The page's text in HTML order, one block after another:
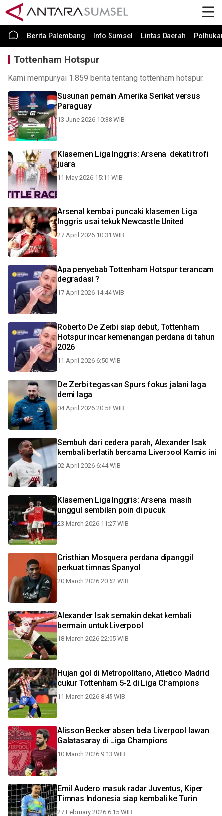
Berita Palembang Info Sumsel Lintas Daerah
Tottenham Hotspur
Kami mempunyai 1.859 berita tentang tottenham hotspur.
Susunan pemain Amerika Serikat versus
Paraguay
13 June 2026 10:38 WIB
Klasemen Liga Inggris: Arsenal dekati trofi
juara
11 May 2026 15:11 WIB
Arsenal kembali puncaki klasemen Liga
Inggris usai tekuk Newcastle United
27 April 2026 10:31 WIB
Apa penyebab Tottenham Hotspur terancam
degradasi ?
17 April 2026 14:44 WIB
Roberto De Zerbi siap debut, Tottenham
Hotspur incar kemenangan perdana di tahun
2026
11 April 2026 6:50 WIB
De Zerbi tegaskan Spurs fokus jalani laga
demi laga
04 April 2026 20:58 WIB
Sembuh dari cedera parah, Alexander Isak
kembali berlatih bersama Liverpool Kamis ini
02 April 2026 6:44 WIB
Klasemen Liga Inggris: Arsenal masih
unggul sembilan poin di pucuk
23 March 2026 11:27 WIB
Cristhian Mosquera perdana dipanggil
perkuat timnas Spanyol
20 March 2026 20:52 WIB
Alexander Isak semakin dekat kembali
bermain untuk Liverpool
18 March 2026 22:05 WIB
Hujan gol di Metropolitano, Atletico Madrid
cukur Tottenham 5-2 di Liga Champions
11 March 2026 8:45 WIB
Alisson Becker absen bela Liverpool lawan
Galatasaray di Liga Champions
10 March 2026 9:13 WIB
Emil Audero masuk radar Juventus, Kiper
Timnas Indonesia siap kembali ke Turin
27 February 2026 6:15 WIB